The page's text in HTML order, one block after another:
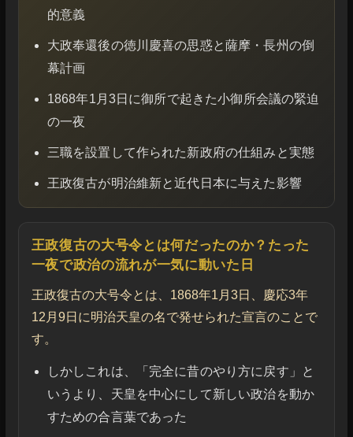
的意義
大政奉還後の徳川慶喜の思惑と薩摩・長州の倒
幕計画
1868年1月3日に御所で起きた小御所会議の緊迫
の一夜
三職を設置して作られた新政府の仕組みと実態
王政復古が明治維新と近代日本に与えた影響
王政復古の大号令とは何だったのか？たった
一夜で政治の流れが一気に動いた日
王政復古の大号令とは、1868年1月3日、慶応3年
12月9日に明治天皇の名で発せられた宣言のことで
す。
しかしこれは、「完全に昔のやり方に戻す」と
いうより、天皇を中心にして新しい政治を動か
すための合言葉であった